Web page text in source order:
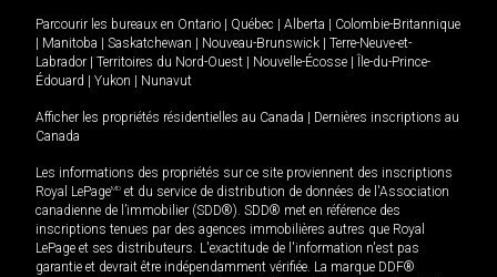
Parcourir les bureaux en Ontario Québec Alberta
Colombie-Britannique
Manitoba Saskatchewan Nouveau-Brunswick
Terre-Neuve-et-
Labrador
Territoires du Nord-Ouest Nouvelle-Écosse
Île-du-Prince-
Édouard
Yukon Nunavut
Afficher les propriétés résidentielles au Canada
Dernières inscriptions au
Canada
Les informations des propriétés sur ce site proviennent des inscriptions
Royal LePageMD et du service de distribution de données de l'Association
canadienne de l’immobilier (SDD®). SDD® met en référence des
inscriptions tenues par des agences immobilières autres que Royal
LePage et ses distributeurs. L'exactitude de l'information n'est pas
garantie et devrait être indépendamment vérifiée. La marque DDF®